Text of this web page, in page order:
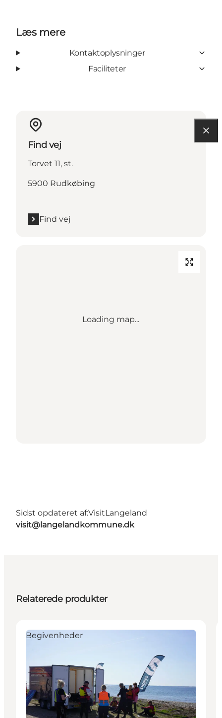
Læs mere
Kontaktoplysninger
Faciliteter
Find vej
Torvet 11, st.
5900 Rudkøbing
Find vej
Loading map...
Sidst opdateret af:VisitLangeland
visit@langelandkommune.dk
Relaterede produkter
Begivenheder